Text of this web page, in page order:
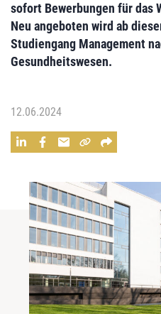
sofort Bewerbungen für das
Neu angeboten wird ab
Studiengang Management
Gesundheitswesen.
12.06.2024